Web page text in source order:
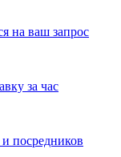
на ваш запрос
за час
посредников